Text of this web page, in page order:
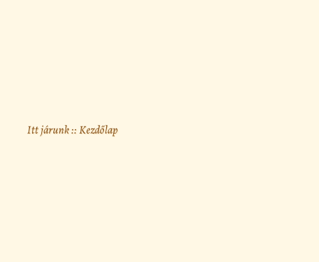
Itt járunk :: Kezdőlap